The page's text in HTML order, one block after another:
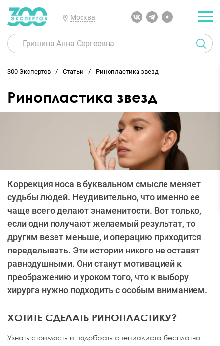
Москва
300 Экспертов Статьи Ринопластика звезд
Ринопластика звезд
Коррекция носа в буквальном смысле меняет
судьбы людей. Неудивительно, что именно ее
чаще всего делают знаменитости. Вот только,
если одни получают желаемый результат, то
другим везет меньше, и операцию приходится
переделывать. Эти истории никого не оставят
равнодушными. Они станут мотивацией к
преображению и уроком того, что к выбору
хирурга нужно подходить с особым вниманием.
ХОТИТЕ СДЕЛАТЬ РИНОПЛАСТИКУ?
Узнать стоимость и подобрать специалиста бесплатно